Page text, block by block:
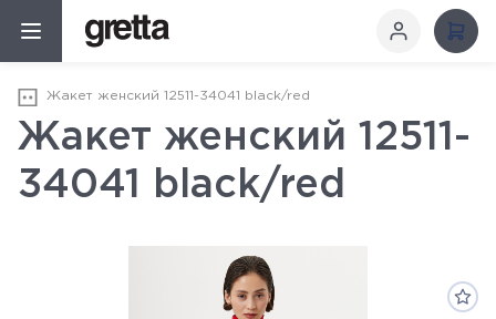
Жакет женский 12511-34041 black/red
Жакет женский 12511-
34041 black/red